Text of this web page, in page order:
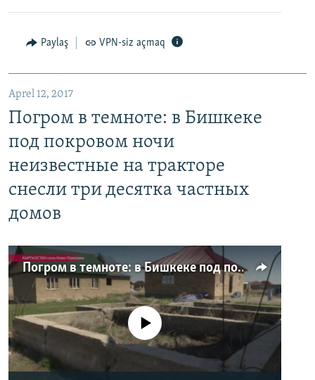
Paylaş VPN-siz açmaq
Aprel 12, 2017
Погром в темноте: в Бишкеке
под покровом ночи
неизвестные на тракторе
снесли три десятка частных
домов
Погром в темноте: в Бишкеке под покровом ночи неизвестные на тракторе снесли три десятка частных домов
No media source currently available